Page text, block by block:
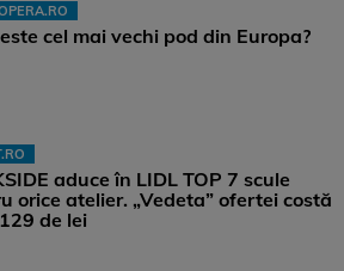
cel mai vechi pod din Europa?
aduce în LIDL TOP 7 scule
orice atelier. „Vedeta” ofertei costă
de lei